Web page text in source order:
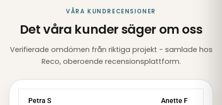
VÅRA KUNDRECENSIONER
Det våra kunder säger om oss
Verifierade omdömen från riktiga projekt - samlade hos
Reco, oberoende recensionsplattform.